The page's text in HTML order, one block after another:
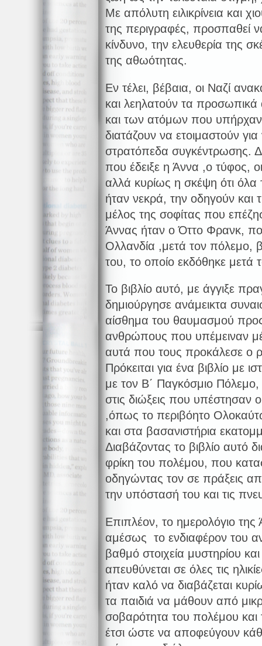
Με απόλυτη ειλικρίνεια και
της περιγραφές, προσπαθεί
κίνδυνο, την ελευθερία της
της αθωότητας.
Εν τέλει, βέβαια, οι Ναζί
και λεηλατούν τα προσωπικά
και των ατόμων που υπήρχαν
διατάζουν να ετοιμαστούν
στρατόπεδα συγκέντρωσης.
που έδειξε η Άννα ,ο τύφος,
αλλά κυρίως η σκέψη ότι όλα
ήταν νεκρά, την οδηγούν και
μέλος της σοφίτας που
Άννας ήταν ο Όττο Φρανκ,
Ολλανδία ,μετά τον πόλεμο,
του, το οποίο εκδόθηκε μετά
Το βιβλίο αυτό, με άγγιξε
δημιούργησε ανάμεικτα
αίσθημα του θαυμασμού
ανθρώπους που υπέμειναν
αυτά που τους προκάλεσε ο
Πρόκειται για ένα βιβλίο με
με τον Β΄ Παγκόσμιο
στις διώξεις που υπέστησαν
,όπως το περιβόητο
και στα βασανιστήρια
Διαβάζοντας το βιβλίο αυτό
φρίκη του πολέμου, που
οδηγώντας τον σε πράξεις
την υπόστασή του και τις
Επιπλέον, το ημερολόγιο της
αμέσως το ενδιαφέρον του
βαθμό στοιχεία μυστηρίου
απευθύνεται σε όλες τις
ήταν καλό να διαβάζεται
τα παιδιά να μάθουν από
σοβαρότητα του πολέμου και
έτσι ώστε να αποφεύγουν